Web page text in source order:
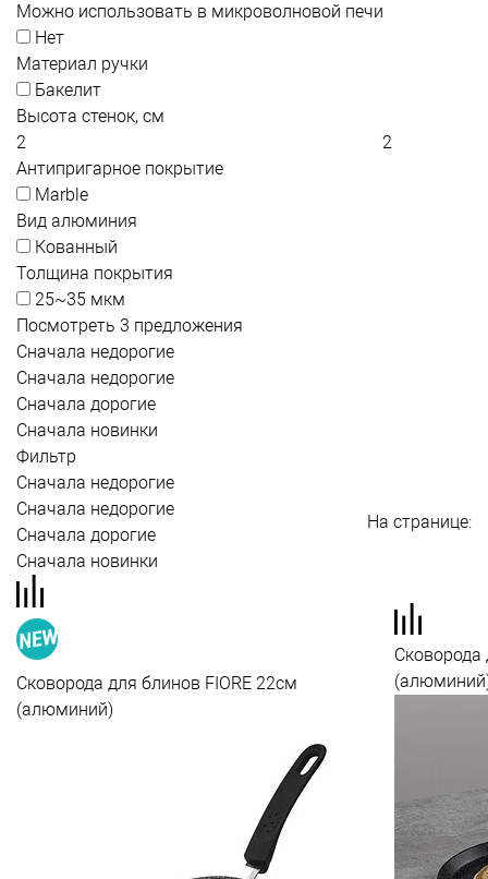
Можно использовать в микроволновой печи
Нет
Материал ручки
Бакелит
Высота стенок, см
Антипригарное покрытие
Marble
Вид алюминия
Кованный
Толщина покрытия
25~35 мкм
Посмотреть 3 предложения
Сначала недорогие
Сначала недорогие
Сначала дорогие
Сначала новинки
Фильтр
Сначала недорогие
Сначала недорогие
Сначала дорогие
Сначала новинки
На странице:
Сковорода для блинов FIORE 22см
(алюминий)
Сковорода